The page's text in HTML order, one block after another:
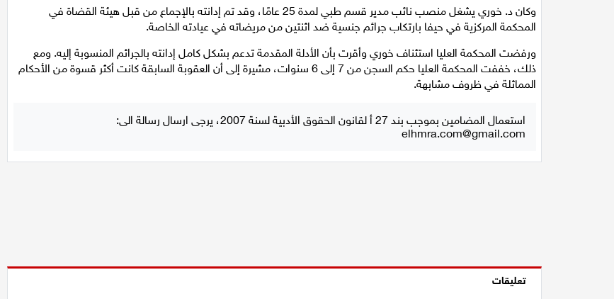
وكان د. خوري يشغل منصب نائب مدير قسم طبي لمدة 25 عامًا، وقد تم إدانته بالإجماع من قبل هيئة القضاة في
المحكمة المركزية في حيفا بارتكاب جرائم جنسية ضد اثنتين من مريضاته في عيادته الخاصة.
ورفضت المحكمة العليا استئناف خوري وأقرت بأن الأدلة المقدمة تدعم بشكل كامل إدانته بالجرائم المنسوبة إليه. ومع
ذلك، خففت المحكمة العليا حكم السجن من 7 إلى 6 سنوات، مشيرة إلى أن العقوبة السابقة كانت أكثر قسوة من الأحكام
المماثلة في ظروف مشابهة.
استعمال المضامين بموجب بند 27 أ لقانون الحقوق الأدبية لسنة 2007، يرجى ارسال رسالة الى:
elhmra.com@gmail.com
تعليقات